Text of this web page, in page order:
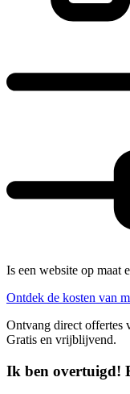
Is een website op maat
Ontdek de kosten van
Ontvang direct offertes
Gratis en vrijblijvend.
Ik ben overtuigd!